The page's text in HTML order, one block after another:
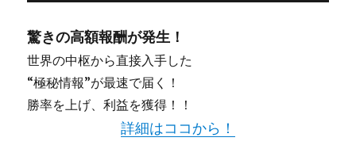
驚きの高額報酬が発生！
世界の中枢から直接入手した
“極秘情報”が最速で届く！
勝率を上げ、利益を獲得！！
詳細はココから！